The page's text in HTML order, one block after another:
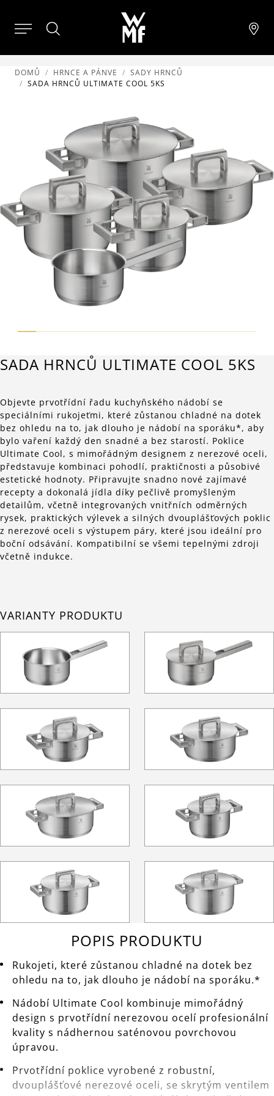
DOMŮ HRNCE A PÁNVE
SADY HRNCŮ
SADA HRNCŮ ULTIMATE COOL 5KS
SADA HRNCŮ ULTIMATE COOL 5KS
Objevte prvotřídní řadu kuchyňského nádobí se
speciálními rukojeťmi, které zůstanou chladné na dotek
bez ohledu na to, jak dlouho je nádobí na sporáku*, aby
bylo vaření každý den snadné a bez starostí. Poklice
Ultimate Cool, s mimořádným designem z nerezové oceli,
představuje kombinaci pohodlí, praktičnosti a působivé
estetické hodnoty. Připravujte snadno nové zajímavé
recepty a dokonalá jídla díky pečlivě promyšleným
detailům, včetně integrovaných vnitřních odměrných
rysek, praktických výlevek a silných dvouplášťových poklic
z nerezové oceli s výstupem páry, které jsou ideální pro
boční odsávání. Kompatibilní se všemi tepelnými zdroji
včetně indukce.
VARIANTY PRODUKTU
POPIS PRODUKTU
Rukojeti, které zůstanou chladné na dotek bez
ohledu na to, jak dlouho je nádobí na sporáku.*
Nádobí Ultimate Cool kombinuje mimořádný
design s prvotřídní nerezovou ocelí profesionální
kvality s nádhernou saténovou povrchovou
úpravou.
Prvotřídní poklice vyrobené z robustní,
dvouplášťové nerezové oceli, se skrytým ventilem